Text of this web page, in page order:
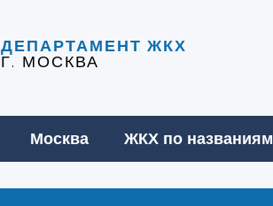
ДЕПАРТАМЕНТ ЖКХ
Г. МОСКВА
Москва ЖКХ по названиям